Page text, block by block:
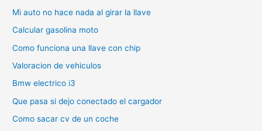
Mi auto no hace nada al girar la llave
Calcular gasolina moto
Como funciona una llave con chip
Valoracion de vehiculos
Bmw electrico i3
Que pasa si dejo conectado el cargador
Como sacar cv de un coche